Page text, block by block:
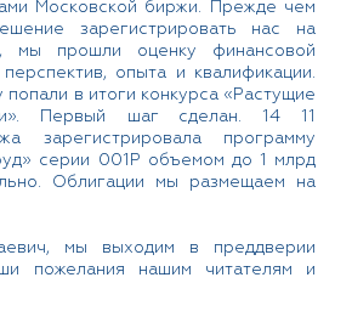
Московской биржи. Прежде чем
зарегистрировать нас на
мы прошли оценку финансовой
перспектив, опыта и квалификации.
попали в итоги конкурса «Растущие
Первый шаг сделан. 14 11
зарегистрировала программу
серии 001Р объемом до 1 млрд
Облигации мы размещаем на
мы выходим в преддверии
пожелания нашим читателям и